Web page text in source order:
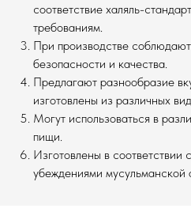
соответствие халяль-
требованиям.
При производстве
безопасности и качества.
Предлагают разнообразие
изготовлены из различных
Могут использоваться в
пищи.
Изготовлены в соответствии
убеждениями